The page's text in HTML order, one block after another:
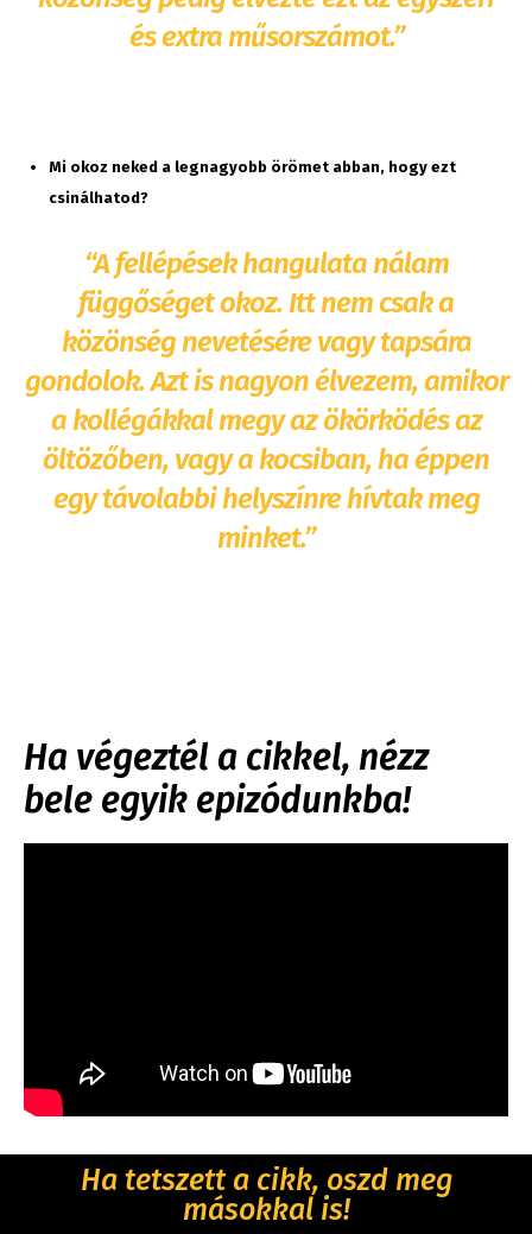
és extra műsorszámot.”
Mi okoz neked a legnagyobb örömet abban, hogy ezt
csinálhatod?
“A fellépések hangulata nálam
függőséget okoz. Itt nem csak a
közönség nevetésére vagy tapsára
gondolok. Azt is nagyon élvezem, amikor
a kollégákkal megy az ökörködés az
öltözőben, vagy a kocsiban, ha éppen
egy távolabbi helyszínre hívtak meg
minket.”
Ha végeztél a cikkel, nézz
bele egyik epizódunkba!
Ha tetszett a cikk, oszd meg
másokkal is!